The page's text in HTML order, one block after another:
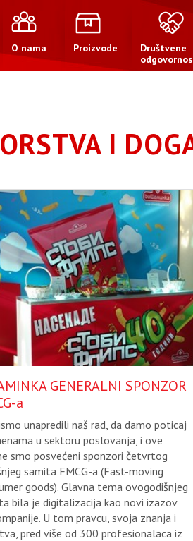
O nama Proizvode
Društvene
I
GENERALNI SPONZOR
a
unapredili naš rad, da damo poticaj
u sektoru poslovanja, i ove
smo posvećeni sponzori četvrtog
samita FMCG-a (Fast-moving
goods). Glavna tema ovogodišnjeg
bila je digitalizacija kao novi izazov
U tom pravcu, svoja znanja i
pred više od 300 profesionalaca iz